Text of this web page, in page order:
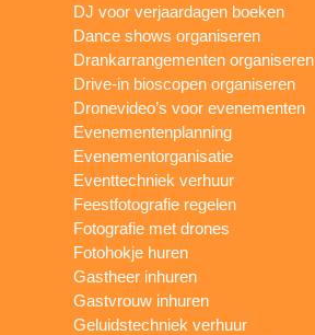
DJ voor verjaardagen boeken
Dance shows organiseren
Drankarrangementen organiseren
Drive-in bioscopen organiseren
Dronevideo’s voor evenementen
Evenementenplanning
Evenementorganisatie
Eventtechniek verhuur
Feestfotografie regelen
Fotografie met drones
Fotohokje huren
Gastheer inhuren
Gastvrouw inhuren
Geluidstechniek verhuur